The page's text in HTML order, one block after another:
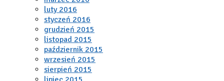
luty 2016
styczeń 2016
grudzień 2015
listopad 2015
październik 2015
wrzesień 2015
sierpień 2015